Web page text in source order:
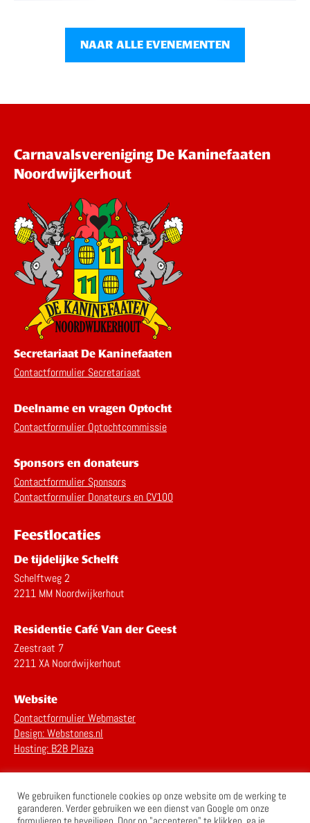
NAAR ALLE EVENEMENTEN
Carnavalsvereniging De Kaninefaaten
Noordwijkerhout
Secretariaat De Kaninefaaten
Contactformulier Secretariaat
Deelname en vragen Optocht
Contactformulier Optochtcommissie
Sponsors en donateurs
Contactformulier Sponsors
Contactformulier Donateurs en CV100
Feestlocaties
De tijdelijke Schelft
Schelftweg 2
2211 MM Noordwijkerhout
Residentie Café Van der Geest
Zeestraat 7
2211 XA Noordwijkerhout
Website
Contactformulier Webmaster
Design: Webstones.nl
Hosting: B2B Plaza
Disclaimer
We gebruiken functionele cookies op onze website om de werking te
garanderen. Verder gebruiken we een dienst van Google om onze